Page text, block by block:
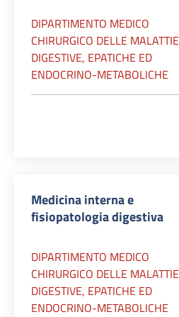
DIPARTIMENTO MEDICO
CHIRURGICO DELLE MALATTIE
DIGESTIVE, EPATICHE ED
ENDOCRINO-METABOLICHE
Medicina interna e
fisiopatologia digestiva
DIPARTIMENTO MEDICO
CHIRURGICO DELLE MALATTIE
DIGESTIVE, EPATICHE ED
ENDOCRINO-METABOLICHE